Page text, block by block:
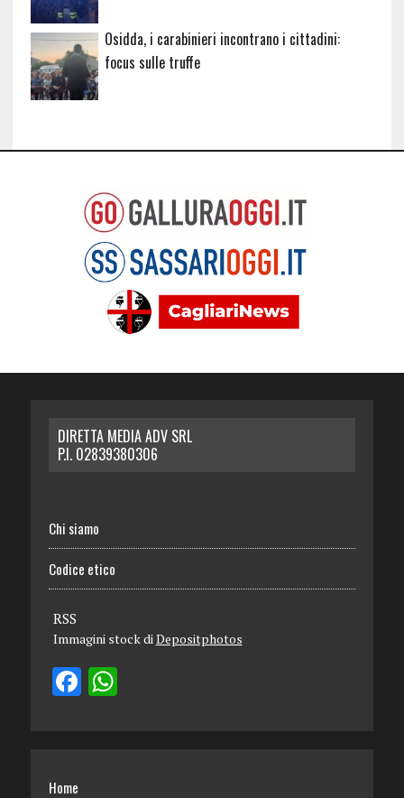
Osidda, i carabinieri incontrano i cittadini:
focus sulle truffe
DIRETTA MEDIA ADV SRL
P.I. 02839380306
Chi siamo
Codice etico
RSS
Immagini stock di Depositphotos
Home